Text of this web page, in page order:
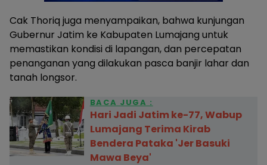
Cak Thoriq juga menyampaikan, bahwa kunjungan
Gubernur Jatim ke Kabupaten Lumajang untuk
memastikan kondisi di lapangan, dan percepatan
penanganan yang dilakukan pasca banjir lahar dan
tanah longsor.
BACA JUGA :
Hari Jadi Jatim ke-77, Wabup
Lumajang Terima Kirab
Bendera Pataka 'Jer Basuki
Mawa Beya'